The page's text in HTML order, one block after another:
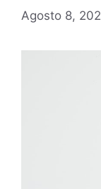
Agosto 8,